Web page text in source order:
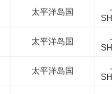
太平洋岛国
太平洋岛国
太平洋岛国